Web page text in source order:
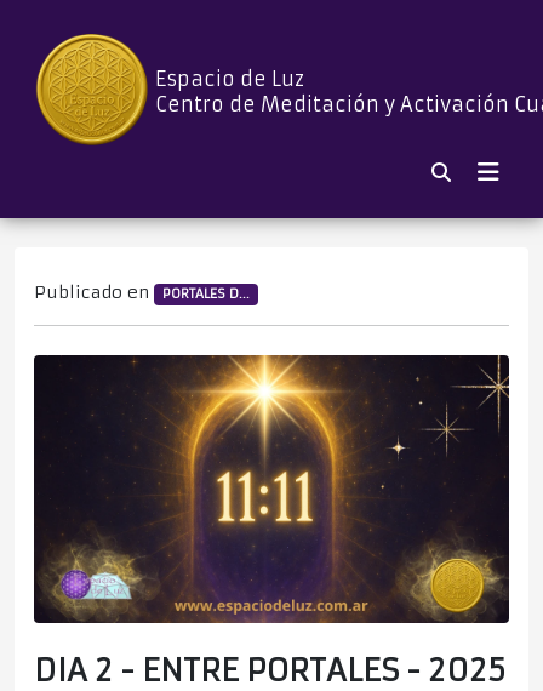
Espacio de Luz
Centro de Meditación y Activación
Publicado en PORTALES D...
DIA 2 - ENTRE PORTALES - 2025